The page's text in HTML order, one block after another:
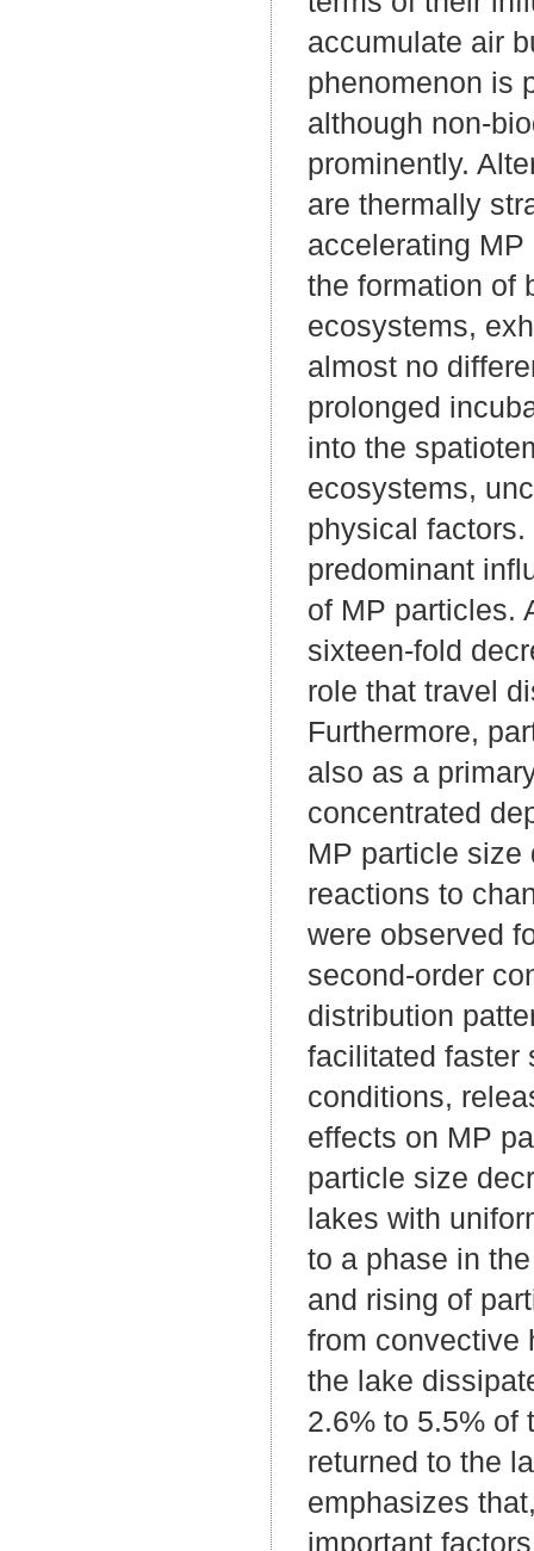
accumulate air
phenomenon is
although non-
prominently.
are thermally
accelerating
the formation of
ecosystems,
almost no
prolonged
into the
ecosystems,
physical
predominant
of MP particles.
sixteen-fold
role that travel
Furthermore,
also as a
concentrated
MP particle size
reactions to
were observed
second-order
distribution
facilitated faster
conditions,
effects on MP
particle size
lakes with
to a phase in
and rising of
from convective
the lake
2.6% to 5.5% of
returned to the
emphasizes
important